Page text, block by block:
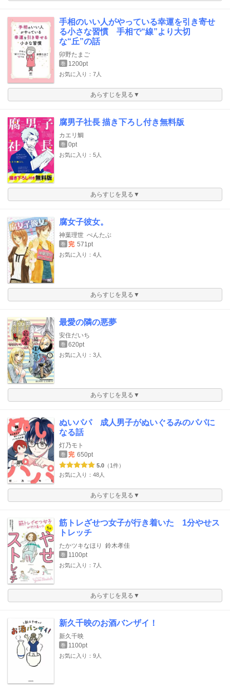
手相のいい人がやっている幸運を引き寄せ
る小さな習慣 手相で“線”より大切
な“丘”の話
卯野たまご
巻 1200pt
お気に入り：7人
あらすじを見る▼
腐男子社長 描き下ろし付き無料版
カエリ鯛
巻 0pt
お気に入り：5人
あらすじを見る▼
腐女子彼女。
神葉理世 ぺんたぶ
巻 完 571pt
お気に入り：4人
あらすじを見る▼
最愛の隣の悪夢
安住だいち
巻 620pt
お気に入り：3人
あらすじを見る▼
ぬいパパ 成人男子がぬいぐるみのパパに
なる話
灯乃モト
巻 完 650pt
5.0 （1件）
お気に入り：48人
あらすじを見る▼
筋トレざせつ女子が行き着いた 1分やせス
トレッチ
たかツキなほり 鈴木孝佳
巻 1100pt
お気に入り：7人
あらすじを見る▼
新久千映のお酒バンザイ！
新久千映
巻 1100pt
お気に入り：9人